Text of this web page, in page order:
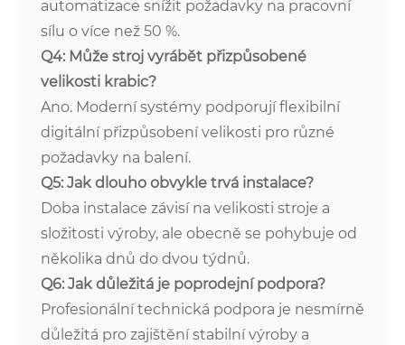
automatizace snížit požadavky na pracovní
sílu o více než 50 %.
Q4: Může stroj vyrábět přizpůsobené
velikosti krabic?
Ano. Moderní systémy podporují flexibilní
digitální přizpůsobení velikosti pro různé
požadavky na balení.
Q5: Jak dlouho obvykle trvá instalace?
Doba instalace závisí na velikosti stroje a
složitosti výroby, ale obecně se pohybuje od
několika dnů do dvou týdnů.
Q6: Jak důležitá je poprodejní podpora?
Profesionální technická podpora je nesmírně
důležitá pro zajištění stabilní výroby a